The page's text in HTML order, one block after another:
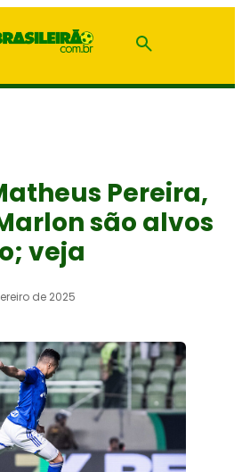
Pereira,
são alvos
veja
de 2025